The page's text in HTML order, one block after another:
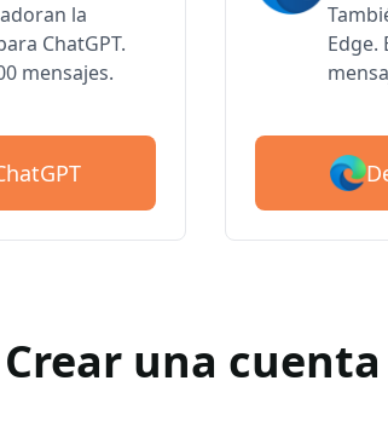
la
ChatGPT.
mensajes.
Edge.
Crear una